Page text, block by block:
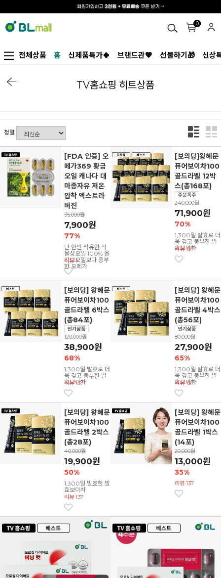
0
전체상품 홈 신제품특가🍀 브랜드관💖 선물하기🎁 신상
TV홈쇼핑 히트상품
정렬
[FDA 인증] 오
메가369 황금
오일 캐나다 대
마종자유 저온
압착 엑스트라
버진
35,000원
7,900원
77%
단 한번 착유한 식
물성오일 100% 올
리브오일보다 풍부
한 오메가
리뷰 1
[보의당]왕혜문
퓨어보이차100
골드라벨 12박
스(총168포)
240,000원
71,900원
70%
1,300일 발효로 더
욱 깊고 풍부한 발
효보이차
리뷰 137
[보의당] 왕혜문
퓨어보이차100
골드라벨 6박스
(총84포)
120,000원
38,900원
68%
1,300일 발효로 더
욱 깊고 풍부한 발
효보이차
리뷰 137
[보의당] 왕혜문
퓨어보이차100
골드라벨 4박스
(총56포)
80,000원
27,900원
65%
1,300일 발효로 더
욱 깊고 풍부한 발
효보이차
리뷰 137
[보의당] 왕혜문
퓨어보이차100
골드라벨 2박스
(총28포)
40,000원
19,900원
50%
1,300일 발효한 발
효보이차
리뷰 137
[보의당] 왕혜문
퓨어보이차100
골드라벨 1박스
(14포)
20,000원
13,000원
35%
리뷰 137